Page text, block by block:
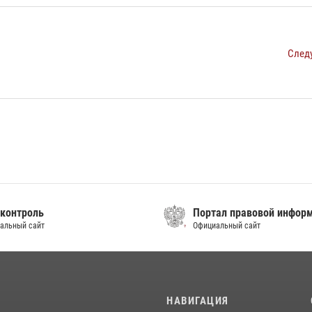
сайт
Портал правовой
Официальный сайт
НАВИГАЦИЯ